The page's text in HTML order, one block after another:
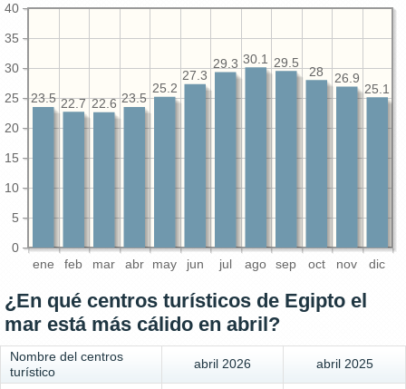
ene feb mar abr may jun jul ago sep oct nov dic
0
5
10
15
20
25
30
35
40
25.1
26.9
28
29.5
30.1
29.3
27.3
25.2
23.5
22.6
22.7
23.5
¿En qué centros turísticos de Egipto el
mar está más cálido en abril?
Nombre del centros
turístico
abril 2026 abril 2025